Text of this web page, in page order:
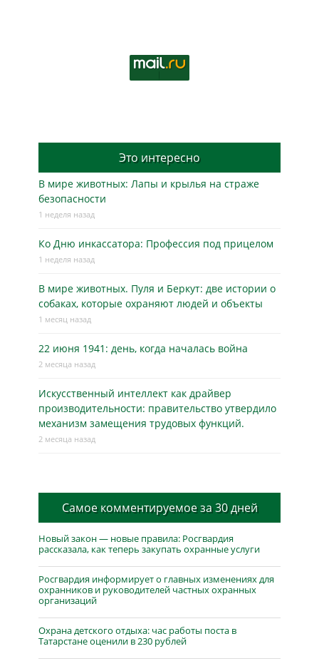
Это интересно
В мире животных: Лапы и крылья на страже
безопасности
1 неделя назад
Ко Дню инкассатора: Профессия под прицелом
1 неделя назад
В мире животных. Пуля и Беркут: две истории о
собаках, которые охраняют людей и объекты
1 месяц назад
22 июня 1941: день, когда началась война
2 месяца назад
Искусственный интеллект как драйвер
производительности: правительство утвердило
механизм замещения трудовых функций.
2 месяца назад
Самое комментируемое за 30 дней
Новый закон — новые правила: Росгвардия
рассказала, как теперь закупать охранные услуги
Росгвардия информирует о главных изменениях для
охранников и руководителей частных охранных
организаций
Охрана детского отдыха: час работы поста в
Татарстане оценили в 230 рублей